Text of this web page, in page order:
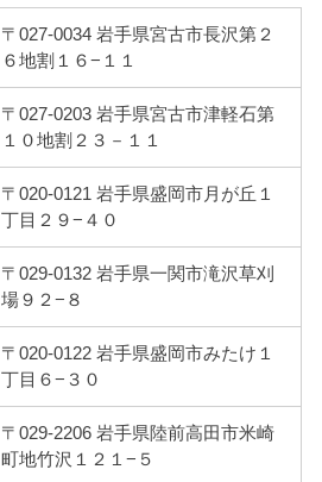
〒027-0034 岩手県宮古市長沢第２
６地割１６−１１
〒027-0203 岩手県宮古市津軽石第
１０地割２３－１１
〒020-0121 岩手県盛岡市月が丘１
丁目２９−４０
〒029-0132 岩手県一関市滝沢草刈
場９２−８
〒020-0122 岩手県盛岡市みたけ１
丁目６−３０
〒029-2206 岩手県陸前高田市米崎
町地竹沢１２１−５